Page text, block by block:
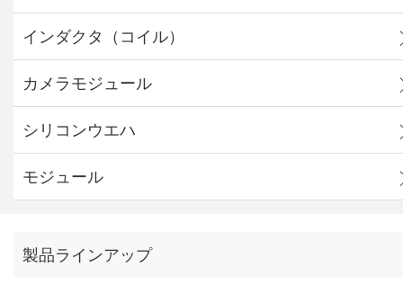
インダクタ（コイル）
カメラモジュール
シリコンウエハ
モジュール
製品ラインアップ